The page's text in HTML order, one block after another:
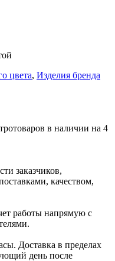
цвета, Изделия бренда
в наличии на 4
заказчиков,
качеством,
работы напрямую с
Доставка в пределах
день после